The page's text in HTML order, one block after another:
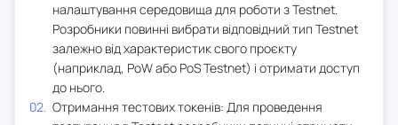
налаштування середовища для роботи з Testnet.
Розробники повинні вибрати відповідний тип Testnet
залежно від характеристик свого проєкту
(наприклад, PoW або PoS Testnet) і отримати доступ
до нього.
Отримання тестових токенів: Для проведення